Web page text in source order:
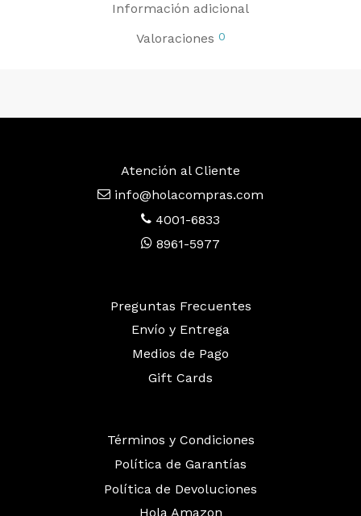
Información adicional
Valoraciones 0
Atención al Cliente
info@holacompras.com
4001-6833
8961-5977
Preguntas Frecuentes
Envío y Entrega
Medios de Pago
Gift Cards
Términos y Condiciones
Política de Garantías
Política de Devoluciones
Hola Amazon